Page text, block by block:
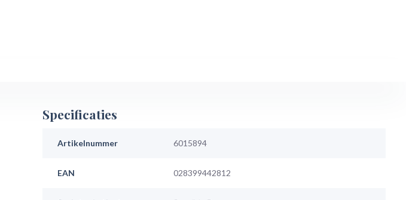
Specificaties
Artikelnummer 6015894
EAN 028399442812